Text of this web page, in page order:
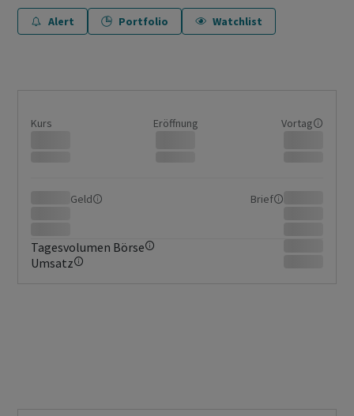
Alert
Portfolio Watchlist
Kurs Eröffnung Vortag
Geld Brief
Tagesvolumen Börse
Umsatz